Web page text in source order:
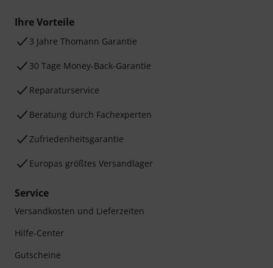
Ihre Vorteile
3 Jahre Thomann Garantie
30 Tage Money-Back-Garantie
Reparaturservice
Beratung durch Fachexperten
Zufriedenheitsgarantie
Europas größtes Versandlager
Service
Versandkosten und Lieferzeiten
Hilfe-Center
Gutscheine